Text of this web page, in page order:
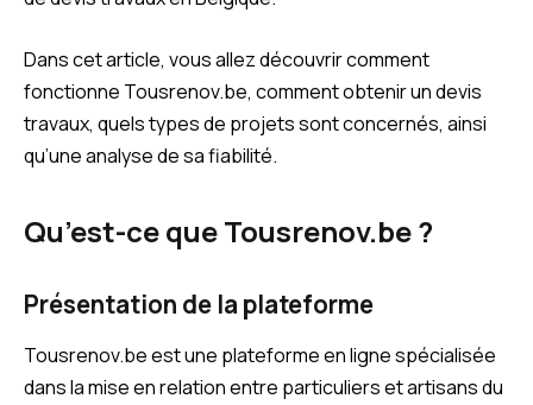
Dans cet article, vous allez découvrir comment
fonctionne Tousrenov.be, comment obtenir un devis
travaux, quels types de projets sont concernés, ainsi
qu’une analyse de sa fiabilité.
Qu’est-ce que Tousrenov.be ?
Présentation de la plateforme
Tousrenov.be est une plateforme en ligne spécialisée
dans la mise en relation entre particuliers et artisans du